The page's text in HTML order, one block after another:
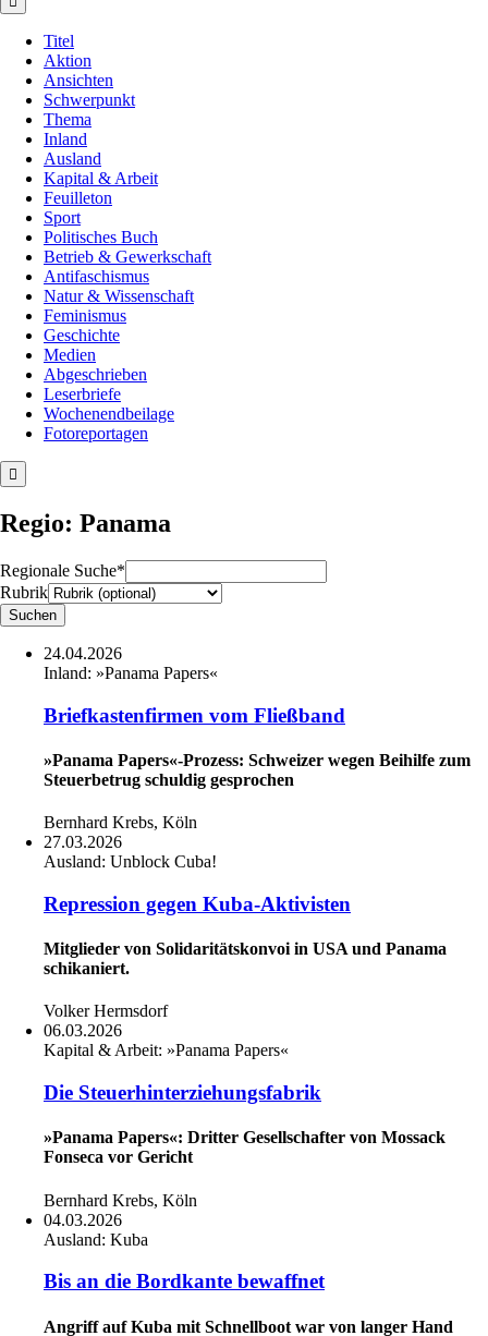
Titel
Aktion
Ansichten
Schwerpunkt
Thema
Inland
Ausland
Kapital & Arbeit
Feuilleton
Sport
Politisches Buch
Betrieb & Gewerkschaft
Antifaschismus
Natur & Wissenschaft
Feminismus
Geschichte
Medien
Abgeschrieben
Leserbriefe
Wochenendbeilage
Fotoreportagen
Regio: Panama
Regionale Suche*
Rubrik
24.04.2026
Inland: »Panama Papers«
Briefkastenfirmen vom Fließband
»Panama Papers«-Prozess: Schweizer wegen Beihilfe zum
Steuerbetrug schuldig gesprochen
Bernhard Krebs, Köln
27.03.2026
Ausland: Unblock Cuba!
Repression gegen Kuba-Aktivisten
Mitglieder von Solidaritätskonvoi in USA und Panama
schikaniert.
Volker Hermsdorf
06.03.2026
Kapital & Arbeit: »Panama Papers«
Die Steuerhinterziehungsfabrik
»Panama Papers«: Dritter Gesellschafter von Mossack
Fonseca vor Gericht
Bernhard Krebs, Köln
04.03.2026
Ausland: Kuba
Bis an die Bordkante bewaffnet
Angriff auf Kuba mit Schnellboot war von langer Hand